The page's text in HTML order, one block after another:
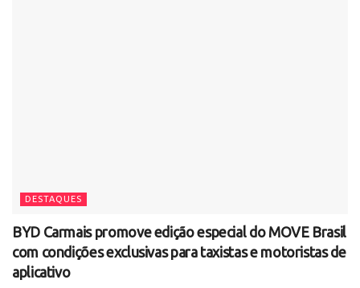
DESTAQUES
BYD Carmais promove edição especial do MOVE Brasil
com condições exclusivas para taxistas e motoristas de
aplicativo